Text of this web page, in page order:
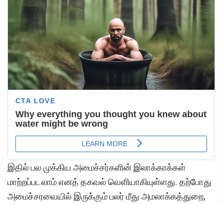
இதில் பல முக்கிய அமைச்சர்களின் இலாக்காக்கள்
மாற்றப்படலாம் எனத் தகவல் வெளியாகியுள்ளது. தற்போது
அமைச்சரவையில் இருக்கும் பலர் மீது அமலாக்கத்துறை,